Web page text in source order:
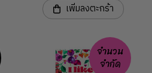
เพิ่มลงตะกร้า
จำนวน
จำกัด